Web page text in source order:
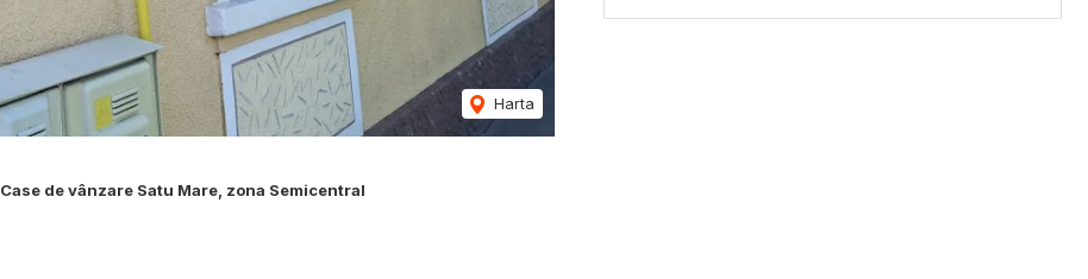
Harta
Case de vânzare Satu Mare, zona Semicentral